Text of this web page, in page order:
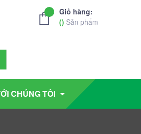
Giỏ hàng:
() Sản phẩm
CHÚNG TÔI